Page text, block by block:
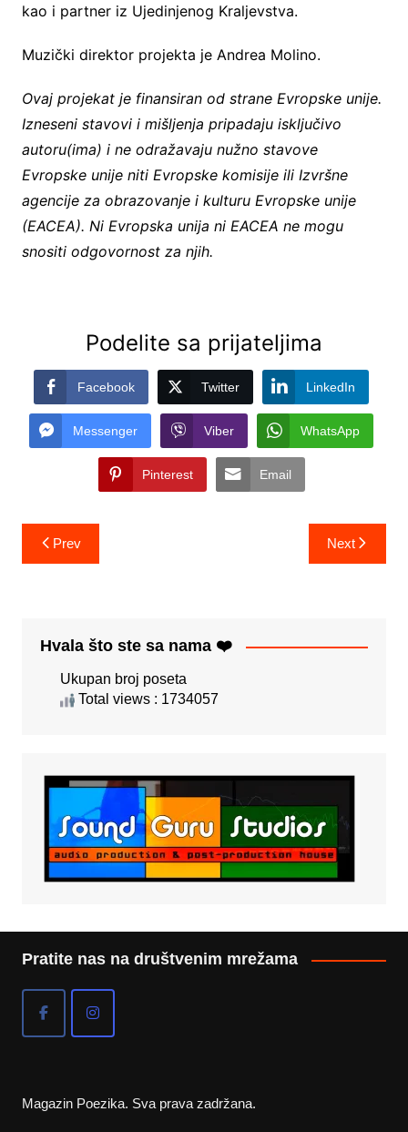
kao i partner iz Ujedinjenog Kraljevstva.
Muzički direktor projekta je Andrea Molino.
Ovaj projekat je finansiran od strane Evropske unije.
Izneseni stavovi i mišljenja pripadaju isključivo
autoru(ima) i ne odražavaju nužno stavove
Evropske unije niti Evropske komisije ili Izvršne
agencije za obrazovanje i kulturu Evropske unije
(EACEA). Ni Evropska unija ni EACEA ne mogu
snositi odgovornost za njih.
Podelite sa prijateljima
Facebook Twitter LinkedIn
Messenger Viber WhatsApp
Pinterest Email
Post
navigation
Prev Next
Hvala što ste sa nama ❤️
Ukupan broj poseta
Total views : 1734057
Pratite nas na društvenim mrežama
Magazin Poezika. Sva prava zadržana.